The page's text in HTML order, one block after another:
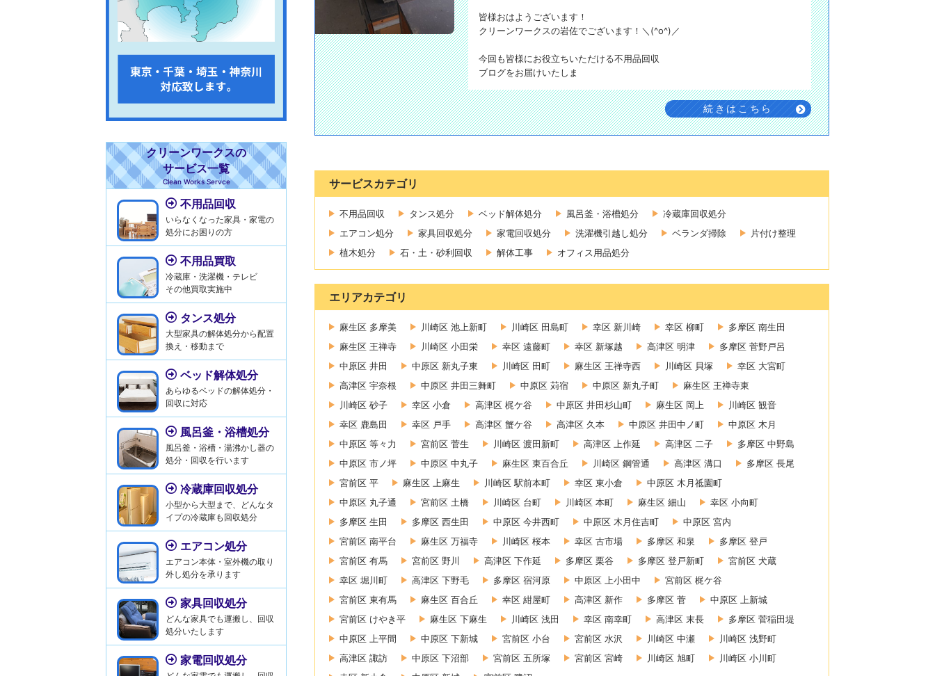
皆様おはようございます！
クリーンワークスの岩佐でございます！＼(^o^)／
今回も皆様にお役立ちいただける不用品回収
ブログをお届けいたしま
続きはこちら
サービスカテゴリ
不用品回収 タンス処分 ベッド解体処分 風呂釜・浴槽処分
冷蔵庫回収処分
エアコン処分
家具回収処分 家電回収処分 洗濯機引越し処分 ベランダ掃除
片付け整理
植木処分
石・土・砂利回収 解体工事 オフィス用品処分
エリアカテゴリ
麻生区 多摩美 川崎区 池上新町 川崎区 田島町 幸区 新川崎 幸区 柳町
多摩区 南生田
麻生区 王禅寺
川崎区 小田栄 幸区 遠藤町 幸区 新塚越 高津区 明津
多摩区 菅野戸呂
中原区 井田
中原区 新丸子東 川崎区 田町 麻生区 王禅寺西 川崎区 貝塚
幸区 大宮町
高津区 宇奈根
中原区 井田三舞町 中原区 苅宿 中原区 新丸子町
麻生区 王禅寺東
川崎区 砂子
幸区 小倉 高津区 梶ケ谷 中原区 井田杉山町 麻生区 岡上
川崎区 観音
幸区 鹿島田
幸区 戸手 高津区 蟹ケ谷 高津区 久本 中原区 井田中ノ町
中原区 木月
中原区 等々力
宮前区 菅生 川崎区 渡田新町 高津区 上作延 高津区 二子
多摩区 中野島
中原区 市ノ坪
中原区 中丸子 麻生区 東百合丘 川崎区 鋼管通 高津区 溝口
多摩区 長尾
宮前区 平
麻生区 上麻生 川崎区 駅前本町 幸区 東小倉
中原区 木月祗園町
中原区 丸子通
宮前区 土橋 川崎区 台町 川崎区 本町 麻生区 細山
幸区 小向町
多摩区 生田
多摩区 西生田 中原区 今井西町 中原区 木月住吉町
中原区 宮内
宮前区 南平台
麻生区 万福寺 川崎区 桜本 幸区 古市場 多摩区 和泉
多摩区 登戸
宮前区 有馬
宮前区 野川 高津区 下作延 多摩区 栗谷 多摩区 登戸新町
宮前区 犬蔵
幸区 堀川町
高津区 下野毛 多摩区 宿河原 中原区 上小田中
宮前区 梶ケ谷
宮前区 東有馬
麻生区 百合丘 幸区 紺屋町 高津区 新作 多摩区 菅
中原区 上新城
宮前区 けやき平
麻生区 下麻生 川崎区 浅田 幸区 南幸町 高津区 末長
多摩区 菅稲田堤
中原区 上平間
中原区 下新城 宮前区 小台 宮前区 水沢 川崎区 中瀬
川崎区 浅野町
高津区 諏訪
中原区 下沼部 宮前区 五所塚 宮前区 宮崎 川崎区 旭町
川崎区 小川町
クリーンワークスの
サービス一覧
Clean Works Servce
不用品回収
いらなくなった家具・家電の
処分にお困りの方
不用品買取
冷蔵庫・洗濯機・テレビ
その他買取実施中
タンス処分
大型家具の解体処分から配置
換え・移動まで
ベッド解体処分
あらゆるベッドの解体処分・
回収に対応
風呂釜・浴槽処分
風呂釜・浴槽・湯沸かし器の
処分・回収を行います
冷蔵庫回収処分
小型から大型まで、どんなタ
イプの冷蔵庫も回収処分
エアコン処分
エアコン本体・室外機の取り
外し処分を承ります
家具回収処分
どんな家具でも運搬し、回収
処分いたします
家電回収処分